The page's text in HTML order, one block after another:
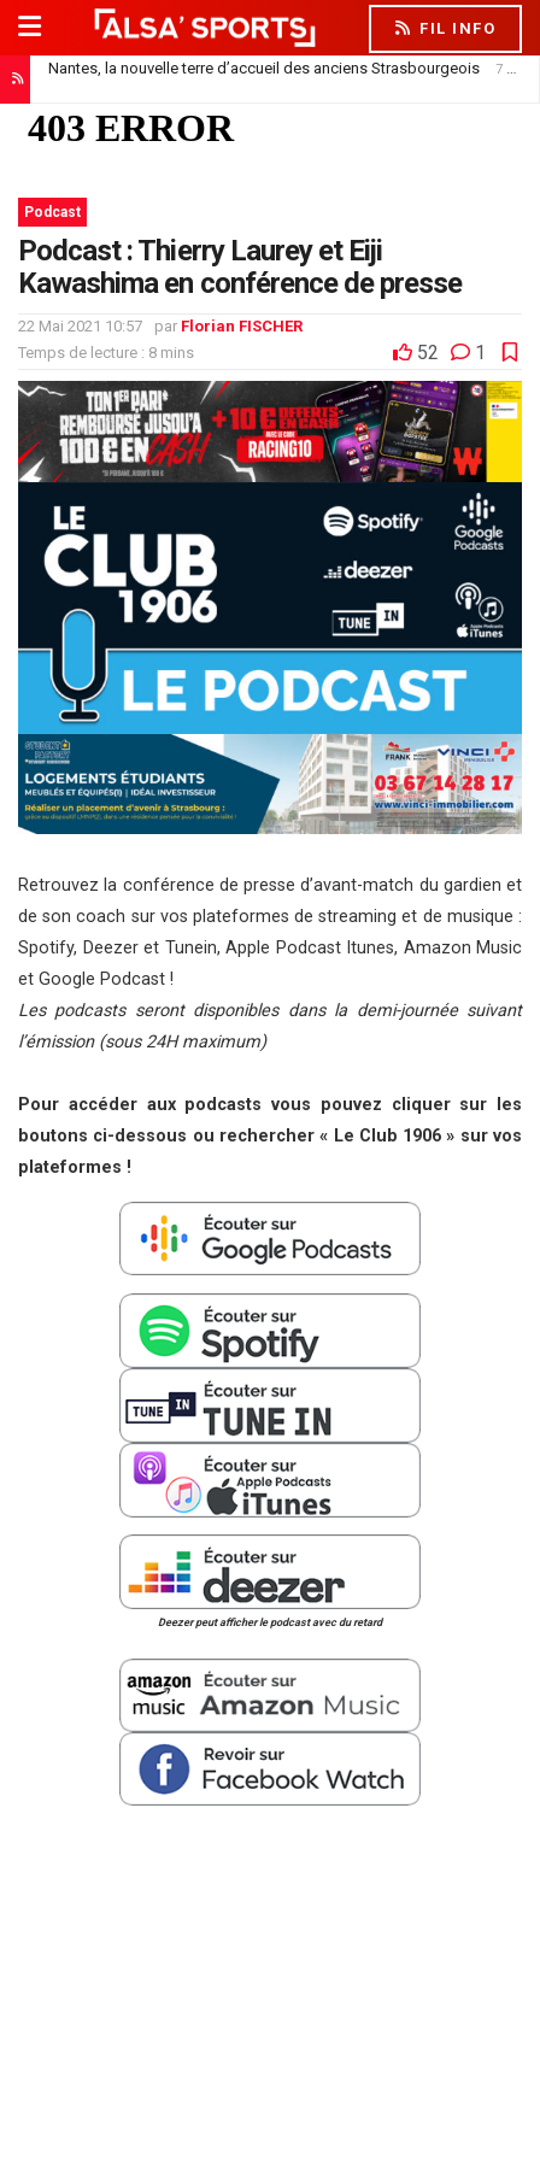
FIL INFO
Nantes, la nouvelle terre d’accueil des anciens Strasbourgeois 7 août 2026
Podcast
Podcast : Thierry Laurey et Eiji
Kawashima en conférence de presse
22 Mai 2021 10:57 par Florian FISCHER
Temps de lecture : 8 mins
52 1
Retrouvez la conférence de presse d’avant-match du gardien et
de son coach sur vos plateformes de streaming et de musique :
Spotify, Deezer et Tunein, Apple Podcast Itunes, Amazon Music
et Google Podcast !
Les podcasts seront disponibles dans la demi-journée suivant
l’émission (sous 24H maximum)
Pour accéder aux podcasts vous pouvez cliquer sur les
boutons ci-dessous ou rechercher « Le Club 1906 » sur vos
plateformes !
Deezer peut afficher le podcast avec du retard